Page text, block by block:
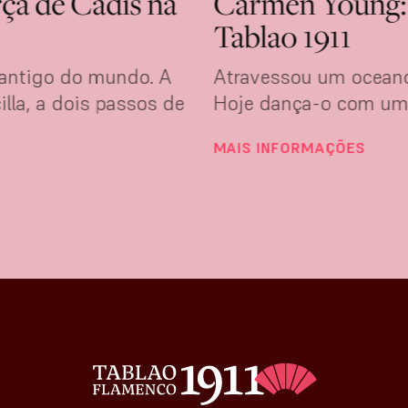
do mundo. A
a dois passos de
Tablao 1911
Atravessou um
Hoje dança-o com
MAIS INFORMAÇÕES